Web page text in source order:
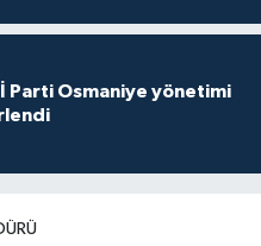
Parti Osmaniye yönetimi